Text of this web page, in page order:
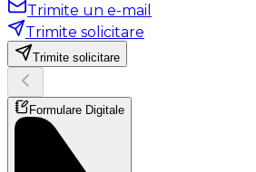
Trimite un e-mail
Trimite solicitare
Trimite solicitare
Formulare Digitale